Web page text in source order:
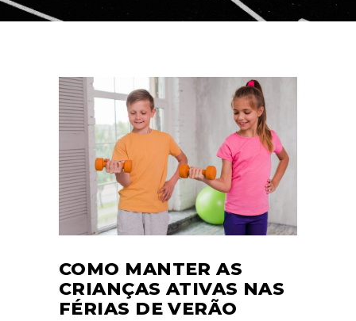
COMO MANTER AS
CRIANÇAS ATIVAS NAS
FÉRIAS DE VERÃO